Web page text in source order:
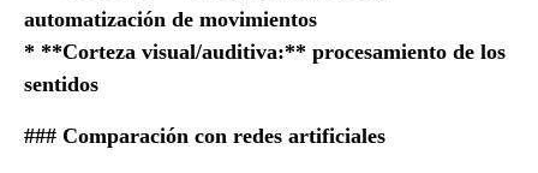
automatización de movimientos
* **Corteza visual/auditiva:** procesamiento de los
sentidos
### Comparación con redes artificiales